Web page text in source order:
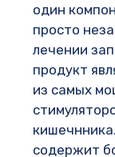
один
просто
лечении
продукт
из самых
содержит